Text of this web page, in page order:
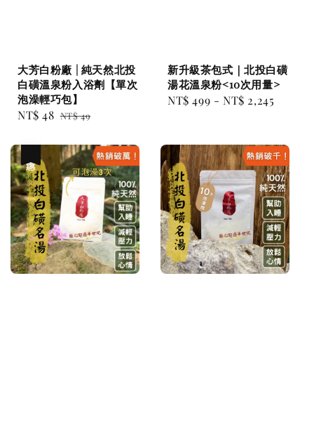
大芳白粉廠 | 純天然北投
白磺溫泉粉入浴劑【單次
泡澡輕巧包】
Sale
NT$ 48 Regular
NT$ 49
新升級茶包式｜北投白磺
湯花溫泉粉<10次用量>
Regular
NT$ 499 -NT$ 2,245